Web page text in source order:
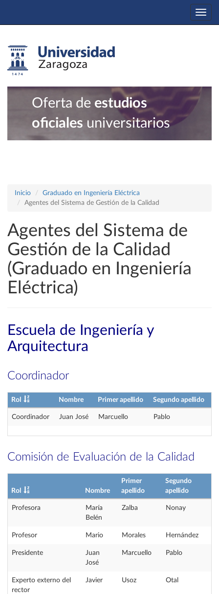
Oferta de estudios
oficiales universitarios
Inicio
Graduado en Ingeniería Eléctrica
Agentes del Sistema de Gestión de la Calidad
Agentes del Sistema de
Gestión de la Calidad
(Graduado en Ingeniería
Eléctrica)
Escuela de Ingeniería y
Arquitectura
Coordinador
Rol Nombre Primer apellido Segundo apellido
Coordinador Juan José Marcuello Pablo
Comisión de Evaluación de la Calidad
Rol Nombre
Primer
apellido
Segundo
apellido
Profesora
María
Belén
Zalba Nonay
Profesor Mario Morales Hernández
Presidente
Juan
José
Marcuello Pablo
Experto externo del
rector
Javier Usoz Otal